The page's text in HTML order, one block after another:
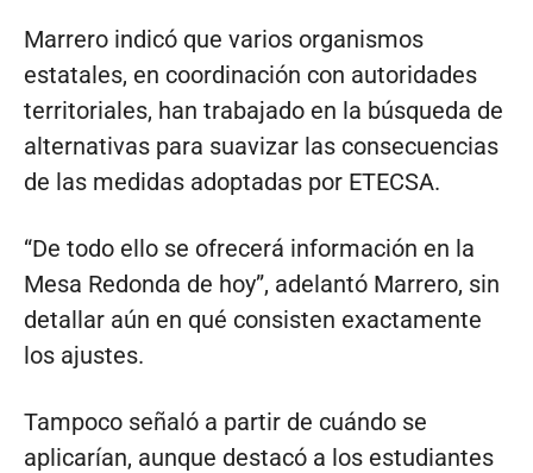
Marrero indicó que varios organismos
estatales, en coordinación con autoridades
territoriales, han trabajado en la búsqueda de
alternativas para suavizar las consecuencias
de las medidas adoptadas por ETECSA.
“De todo ello se ofrecerá información en la
Mesa Redonda de hoy”, adelantó Marrero, sin
detallar aún en qué consisten exactamente
los ajustes.
Tampoco señaló a partir de cuándo se
aplicarían, aunque destacó a los estudiantes